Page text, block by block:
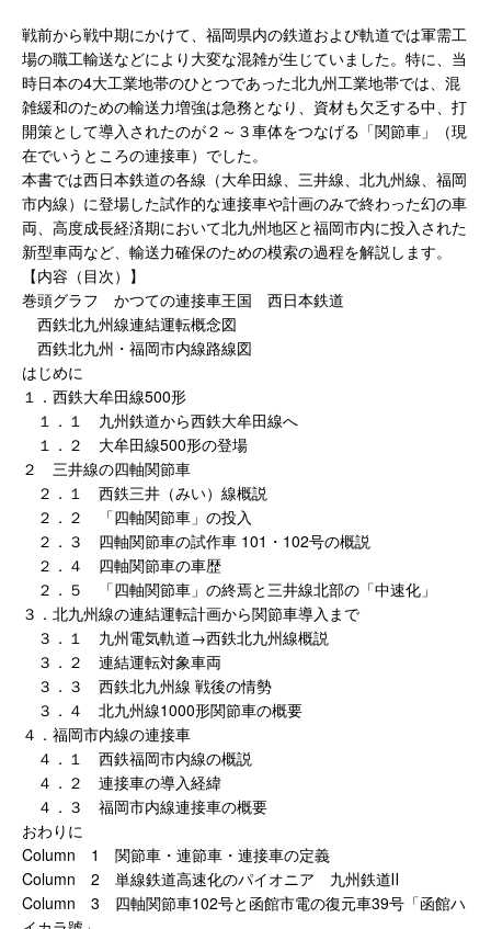
戦前から戦中期にかけて、福岡県内の鉄道および軌道では軍需工
場の職工輸送などにより大変な混雑が生じていました。特に、当
時日本の4大工業地帯のひとつであった北九州工業地帯では、混
雑緩和のための輸送力増強は急務となり、資材も欠乏する中、打
開策として導入されたのが２～３車体をつなげる「関節車」（現
在でいうところの連接車）でした。
本書では西日本鉄道の各線（大牟田線、三井線、北九州線、福岡
市内線）に登場した試作的な連接車や計画のみで終わった幻の車
両、高度成長経済期において北九州地区と福岡市内に投入された
新型車両など、輸送力確保のための模索の過程を解説します。
【内容（目次）】
巻頭グラフ かつての連接車王国 西日本鉄道
西鉄北九州線連結運転概念図
西鉄北九州・福岡市内線路線図
はじめに
１．西鉄大牟田線500形
１．１ 九州鉄道から西鉄大牟田線へ
１．２ 大牟田線500形の登場
２ 三井線の四軸関節車
２．１ 西鉄三井（みい）線概説
２．２ 「四軸関節車」の投入
２．３ 四軸関節車の試作車 101・102号の概説
２．４ 四軸関節車の車歴
２．５ 「四軸関節車」の終焉と三井線北部の「中速化」
３．北九州線の連結運転計画から関節車導入まで
３．１ 九州電気軌道→西鉄北九州線概説
３．２ 連結運転対象車両
３．３ 西鉄北九州線 戦後の情勢
３．４ 北九州線1000形関節車の概要
４．福岡市内線の連接車
４．１ 西鉄福岡市内線の概説
４．２ 連接車の導入経緯
４．３ 福岡市内線連接車の概要
おわりに
Column 1 関節車・連節車・連接車の定義
Column 2 単線鉄道高速化のパイオニア 九州鉄道Ⅱ
Column 3 四軸関節車102号と函館市電の復元車39号「函館ハ